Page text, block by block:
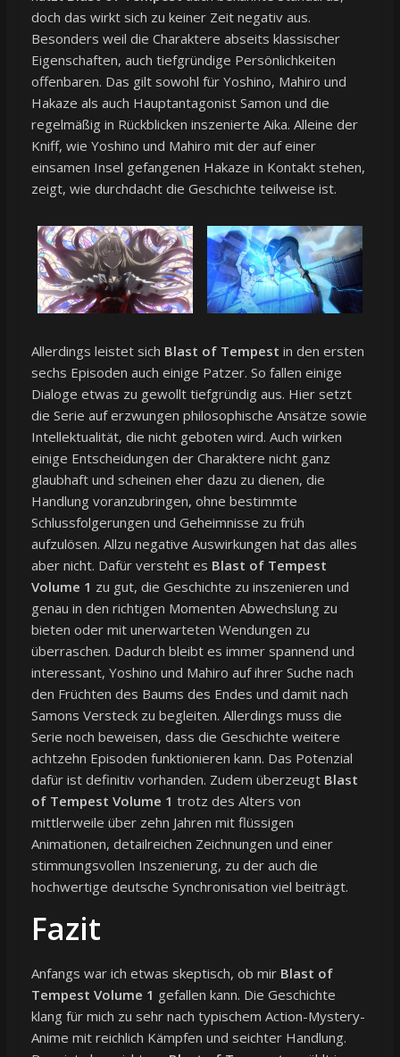
doch das wirkt sich zu keiner Zeit negativ aus.
Besonders weil die Charaktere abseits klassischer
Eigenschaften, auch tiefgründige Persönlichkeiten
offenbaren. Das gilt sowohl für Yoshino, Mahiro und
Hakaze als auch Hauptantagonist Samon und die
regelmäßig in Rückblicken inszenierte Aika. Alleine der
Kniff, wie Yoshino und Mahiro mit der auf einer
einsamen Insel gefangenen Hakaze in Kontakt stehen,
zeigt, wie durchdacht die Geschichte teilweise ist.
Allerdings leistet sich Blast of Tempest in den ersten
sechs Episoden auch einige Patzer. So fallen einige
Dialoge etwas zu gewollt tiefgründig aus. Hier setzt
die Serie auf erzwungen philosophische Ansätze sowie
Intellektualität, die nicht geboten wird. Auch wirken
einige Entscheidungen der Charaktere nicht ganz
glaubhaft und scheinen eher dazu zu dienen, die
Handlung voranzubringen, ohne bestimmte
Schlussfolgerungen und Geheimnisse zu früh
aufzulösen. Allzu negative Auswirkungen hat das alles
aber nicht. Dafür versteht es Blast of Tempest
Volume 1 zu gut, die Geschichte zu inszenieren und
genau in den richtigen Momenten Abwechslung zu
bieten oder mit unerwarteten Wendungen zu
überraschen. Dadurch bleibt es immer spannend und
interessant, Yoshino und Mahiro auf ihrer Suche nach
den Früchten des Baums des Endes und damit nach
Samons Versteck zu begleiten. Allerdings muss die
Serie noch beweisen, dass die Geschichte weitere
achtzehn Episoden funktionieren kann. Das Potenzial
dafür ist definitiv vorhanden. Zudem überzeugt Blast
of Tempest Volume 1 trotz des Alters von
mittlerweile über zehn Jahren mit flüssigen
Animationen, detailreichen Zeichnungen und einer
stimmungsvollen Inszenierung, zu der auch die
hochwertige deutsche Synchronisation viel beiträgt.
Fazit
Anfangs war ich etwas skeptisch, ob mir Blast of
Tempest Volume 1 gefallen kann. Die Geschichte
klang für mich zu sehr nach typischem Action-Mystery-
Anime mit reichlich Kämpfen und seichter Handlung.